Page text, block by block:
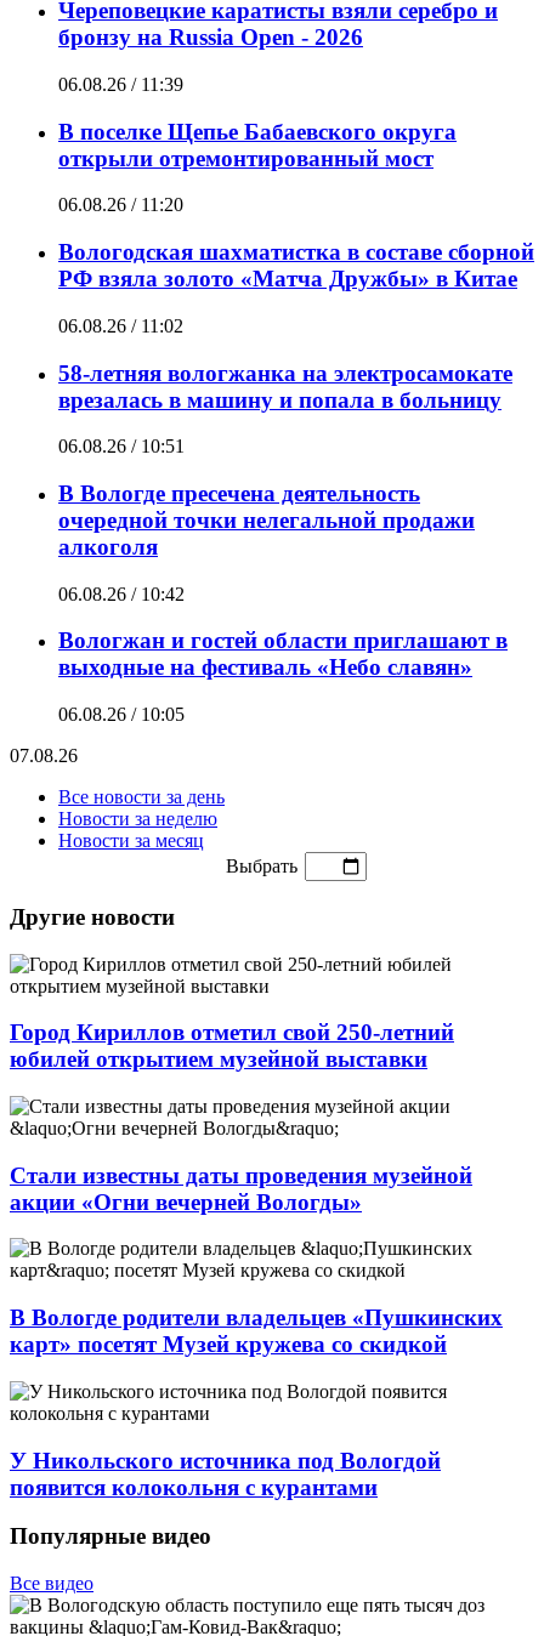
Череповецкие каратисты взяли серебро и
бронзу на Russia Open - 2026
06.08.26 / 11:39
В поселке Щепье Бабаевского округа
открыли отремонтированный мост
06.08.26 / 11:20
Вологодская шахматистка в составе сборной
РФ взяла золото «Матча Дружбы» в Китае
06.08.26 / 11:02
58-летняя вологжанка на электросамокате
врезалась в машину и попала в больницу
06.08.26 / 10:51
В Вологде пресечена деятельность
очередной точки нелегальной продажи
алкоголя
06.08.26 / 10:42
Вологжан и гостей области приглашают в
выходные на фестиваль «Небо славян»
06.08.26 / 10:05
07.08.26
Все новости за день
Новости за неделю
Новости за месяц
Выбрать
Другие новости
Город Кириллов отметил свой 250-летний
юбилей открытием музейной выставки
Стали известны даты проведения музейной
акции «Огни вечерней Вологды»
В Вологде родители владельцев «Пушкинских
карт» посетят Музей кружева со скидкой
У Никольского источника под Вологдой
появится колокольня с курантами
Популярные видео
Все видео